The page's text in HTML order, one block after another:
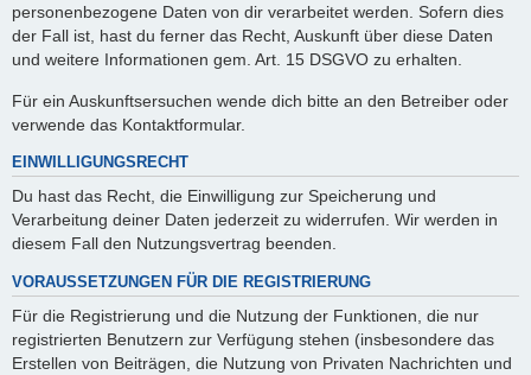
personenbezogene Daten von dir verarbeitet werden. Sofern dies
der Fall ist, hast du ferner das Recht, Auskunft über diese Daten
und weitere Informationen gem. Art. 15 DSGVO zu erhalten.
Für ein Auskunftsersuchen wende dich bitte an den Betreiber oder
verwende das Kontaktformular.
EINWILLIGUNGSRECHT
Du hast das Recht, die Einwilligung zur Speicherung und
Verarbeitung deiner Daten jederzeit zu widerrufen. Wir werden in
diesem Fall den Nutzungsvertrag beenden.
VORAUSSETZUNGEN FÜR DIE REGISTRIERUNG
Für die Registrierung und die Nutzung der Funktionen, die nur
registrierten Benutzern zur Verfügung stehen (insbesondere das
Erstellen von Beiträgen, die Nutzung von Privaten Nachrichten und